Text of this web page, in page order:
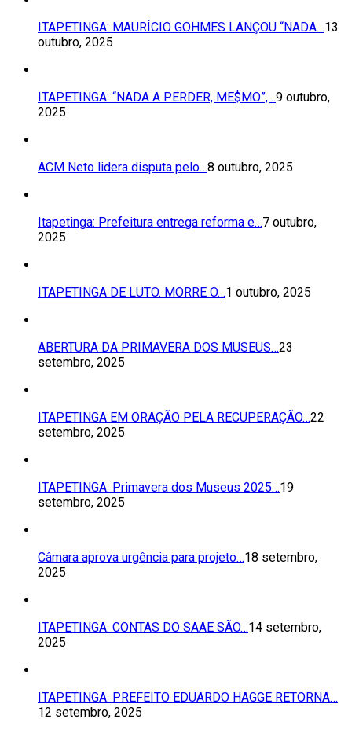
ITAPETINGA: MAURÍCIO GOHMES LANÇOU “NADA…13
outubro, 2025
ITAPETINGA: “NADA A PERDER, ME$MO”,…9 outubro,
2025
ACM Neto lidera disputa pelo…8 outubro, 2025
Itapetinga: Prefeitura entrega reforma e…7 outubro,
2025
ITAPETINGA DE LUTO. MORRE O…1 outubro, 2025
ABERTURA DA PRIMAVERA DOS MUSEUS…23
setembro, 2025
ITAPETINGA EM ORAÇÃO PELA RECUPERAÇÃO…22
setembro, 2025
ITAPETINGA: Primavera dos Museus 2025…19
setembro, 2025
Câmara aprova urgência para projeto…18 setembro,
2025
ITAPETINGA: CONTAS DO SAAE SÃO…14 setembro,
2025
ITAPETINGA: PREFEITO EDUARDO HAGGE RETORNA…
12 setembro, 2025